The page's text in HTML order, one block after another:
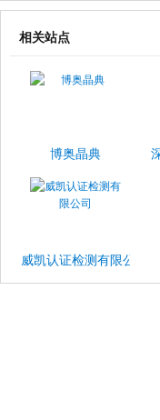
相关站点
博奥晶典
威凯认证检测有限公司